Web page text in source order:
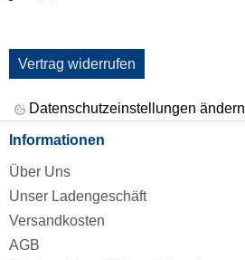
Vertrag widerrufen
Datenschutzeinstellungen ändern
Informationen
Über Uns
Unser Ladengeschäft
Versandkosten
AGB